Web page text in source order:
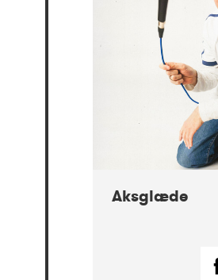
07-2021
Aksglæde